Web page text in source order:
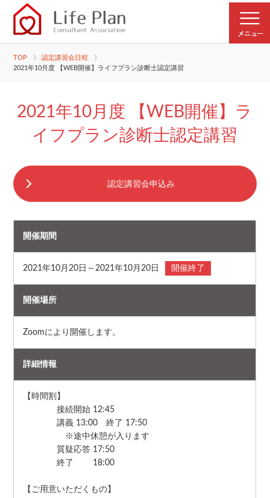
TOP
認定講習会日程
2021年10月度 【WEB開催】ライフプラン診断士認定講習
2021年10月度 【WEB開催】ラ
イフプラン診断士認定講習
認定講習会申込み
開催期間
2021年10月20日～2021年10月20日 開催終了
開催場所
Zoomにより開催します。
詳細情報
【時間割】
接続開始 12:45
講義 13:00 終了 17:50
※途中休憩が入ります
質疑応答 17:50
終了 18:00
【ご用意いただくもの】